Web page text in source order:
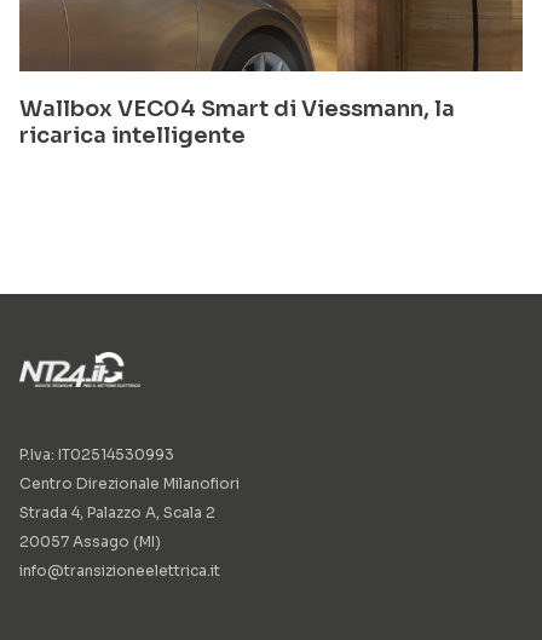
Wallbox VEC04 Smart di Viessmann, la
ricarica intelligente
P.Iva: IT02514530993
Centro Direzionale Milanofiori
Strada 4, Palazzo A, Scala 2
20057 Assago (MI)
info@transizioneelettrica.it